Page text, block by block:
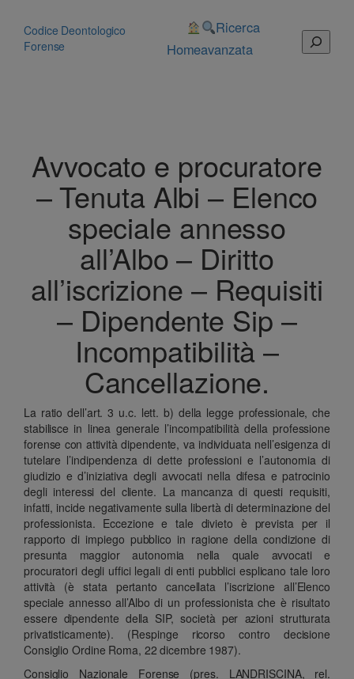
contenuto
Codice Deontologico
Forense
Home
Ricerca
avanzata
Cerca
Avvocato e procuratore
– Tenuta Albi – Elenco
speciale annesso
all’Albo – Diritto
all’iscrizione – Requisiti
– Dipendente Sip –
Incompatibilità –
Cancellazione.
La ratio dell’art. 3 u.c. lett. b) della legge professionale, che
stabilisce in linea generale l’incompatibilità della professione
forense con attività dipendente, va individuata nell’esigenza di
tutelare l’indipendenza di dette professioni e l’autonomia di
giudizio e d’iniziativa degli avvocati nella difesa e patrocinio
degli interessi del cliente. La mancanza di questi requisiti,
infatti, incide negativamente sulla libertà di determinazione del
professionista. Eccezione e tale divieto è prevista per il
rapporto di impiego pubblico in ragione della condizione di
presunta maggior autonomia nella quale avvocati e
procuratori degli uffici legali di enti pubblici esplicano tale loro
attività (è stata pertanto cancellata l’iscrizione all’Elenco
speciale annesso all’Albo di un professionista che è risultato
essere dipendente della SIP, società per azioni strutturata
privatisticamente). (Respinge ricorso contro decisione
Consiglio Ordine Roma, 22 dicembre 1987).
Consiglio Nazionale Forense (pres. LANDRISCINA, rel.